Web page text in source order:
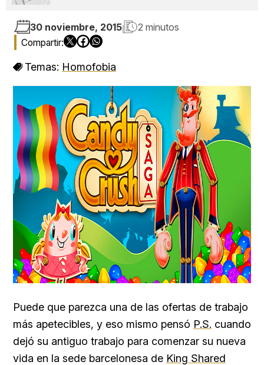
30 noviembre, 2015 2 minutos
Temas: Homofobia
Puede que parezca una de las ofertas de trabajo
más apetecibles, y eso mismo pensó P.S. cuando
dejó su antiguo trabajo para comenzar su nueva
vida en la sede barcelonesa de King Shared